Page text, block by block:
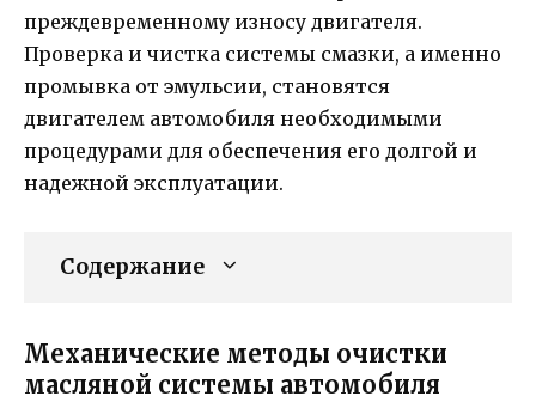
преждевременному износу двигателя.
Проверка и чистка системы смазки, а именно
промывка от эмульсии, становятся
двигателем автомобиля необходимыми
процедурами для обеспечения его долгой и
надежной эксплуатации.
Содержание
Механические методы очистки
масляной системы автомобиля